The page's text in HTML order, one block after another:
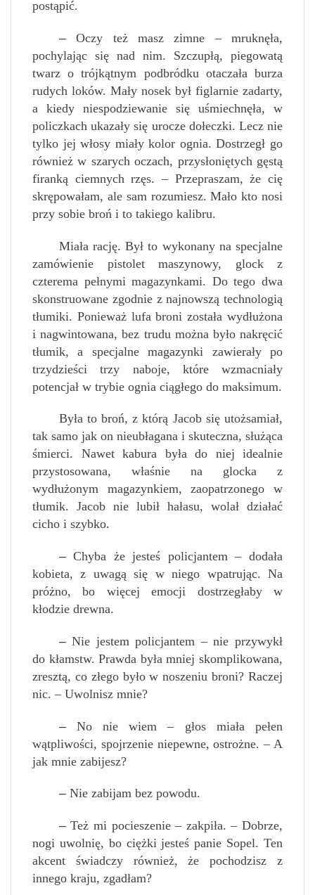
postąpić.
–Oczy też masz zimne – mruknęła,
pochylając się nad nim. Szczupłą, piegowatą
twarz o trójkątnym podbródku otaczała burza
rudych loków. Mały nosek był figlarnie zadarty,
a kiedy niespodziewanie się uśmiechnęła, w
policzkach ukazały się urocze dołeczki. Lecz nie
tylko jej włosy miały kolor ognia. Dostrzegł go
również w szarych oczach, przysłoniętych gęstą
firanką ciemnych rzęs. – Przepraszam, że cię
skrępowałam, ale sam rozumiesz. Mało kto nosi
przy sobie broń i to takiego kalibru.
Miała rację. Był to wykonany na specjalne
zamówienie pistolet maszynowy, glock z
czterema pełnymi magazynkami. Do tego dwa
skonstruowane zgodnie z najnowszą technologią
tłumiki. Ponieważ lufa broni została wydłużona
i nagwintowana, bez trudu można było nakręcić
tłumik, a specjalne magazynki zawierały po
trzydzieści trzy naboje, które wzmacniały
potencjał w trybie ognia ciągłego do maksimum.
Była to broń, z którą Jacob się utożsamiał,
tak samo jak on nieubłagana i skuteczna, służąca
śmierci. Nawet kabura była do niej idealnie
przystosowana, właśnie na glocka z
wydłużonym magazynkiem, zaopatrzonego w
tłumik. Jacob nie lubił hałasu, wolał działać
cicho i szybko.
–Chyba że jesteś policjantem – dodała
kobieta, z uwagą się w niego wpatrując. Na
próżno, bo więcej emocji dostrzegłaby w
kłodzie drewna.
–Nie jestem policjantem – nie przywykł
do kłamstw. Prawda była mniej skomplikowana,
zresztą, co złego było w noszeniu broni? Raczej
nic. – Uwolnisz mnie?
– No nie wiem – głos miała pełen
wątpliwości, spojrzenie niepewne, ostrożne. – A
jak mnie zabijesz?
– Nie zabijam bez powodu.
–Też mi pocieszenie – zakpiła. – Dobrze,
nogi uwolnię, bo ciężki jesteś panie Sopel. Ten
akcent świadczy również, że pochodzisz z
innego kraju, zgadłam?